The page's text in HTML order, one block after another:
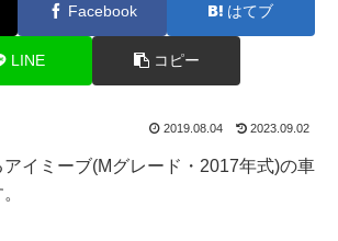
Facebook はてブ
LINE コピー
2019.08.04 2023.09.02
イミーブ(Mグレード・2017年式)の車